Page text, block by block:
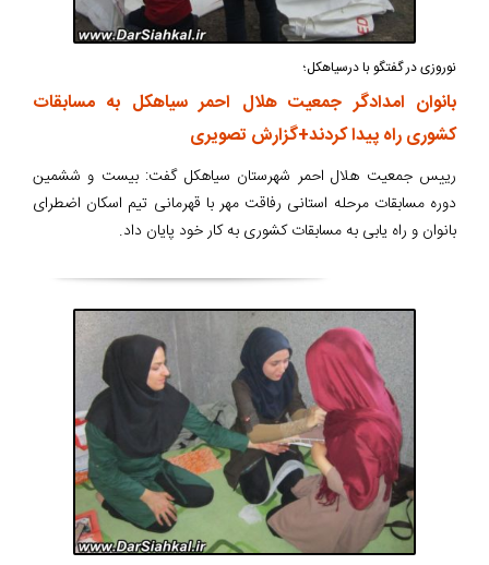
نوروزی در گفتگو با درسیاهکل؛
بانوان امدادگر جمعیت هلال احمر سیاهکل به مسابقات
کشوری راه پیدا کردند+گزارش تصویری
رییس جمعیت هلال احمر شهرستان سیاهکل گفت: بیست و ششمین
دوره مسابقات مرحله استانی رفاقت مهر با قهرمانی تیم اسکان اضطرای
بانوان و راه یابی به مسابقات کشوری به کار خود پایان داد.